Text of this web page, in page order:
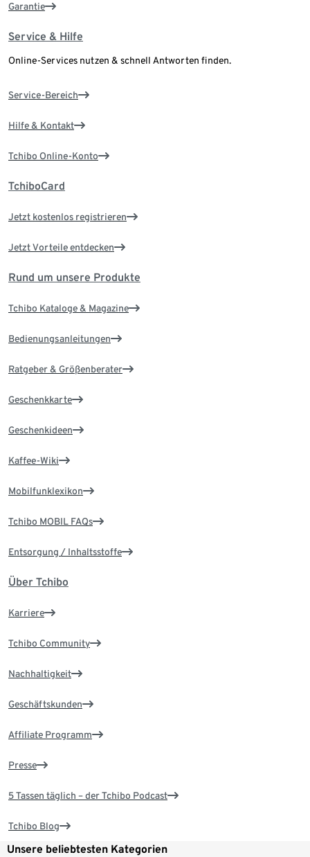
Garantie
Service & Hilfe
Online-Services nutzen & schnell Antworten finden.
Service-Bereich
Hilfe & Kontakt
Tchibo Online-Konto
TchiboCard
Jetzt kostenlos registrieren
Jetzt Vorteile entdecken
Rund um unsere Produkte
Tchibo Kataloge & Magazine
Bedienungsanleitungen
Ratgeber & Größenberater
Geschenkkarte
Geschenkideen
Kaffee-Wiki
Mobilfunklexikon
Tchibo MOBIL FAQs
Entsorgung / Inhaltsstoffe
Über Tchibo
Karriere
Tchibo Community
Nachhaltigkeit
Geschäftskunden
Affiliate Programm
Presse
5 Tassen täglich – der Tchibo Podcast
Tchibo Blog
Unsere beliebtesten Kategorien